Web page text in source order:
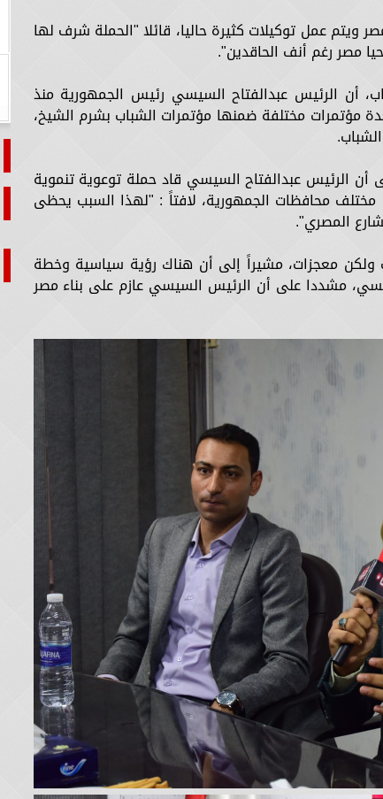
عمل توكيلات كثيرة حاليا، قائلا "الحملة شرف لها
مصر رغم أنف الحاقدين".
أن الرئيس عبدالفتاح السيسي رئيس الجمهورية منذ
مؤتمرات مختلفة ضمنها مؤتمرات الشباب بشرم الشيخ،
الرئيس عبدالفتاح السيسي قاد حملة توعوية تنموية
محافظات الجمهورية، لافتاً : "لهذا السبب يحظى
المصري".
فقط إنجازات ولكن معجزات، مشيراً إلى أن هناك رؤية سياسية وخطة
مشددا على أن الرئيس السيسي عازم على بناء مصر